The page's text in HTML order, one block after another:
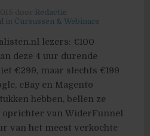
Redactie
Cursussen & Webinars
lezers: €100
deze 4 uur durende
€299, maar slechts €199
eBay en Magento
hebben, bellen ze
oprichter van WiderFunnel
van het meest verkochte